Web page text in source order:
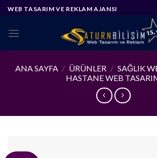
Skip
content
WEB TASARIM VE REKLAM AJANSI
ANA SAYFA / ÜRÜNLER / SAĞLIK
HASTANE WEB